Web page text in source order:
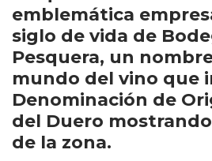
emblemática
siglo de vida de
Pesquera, un
mundo del vino que
Denominación de
del Duero
de la zona.